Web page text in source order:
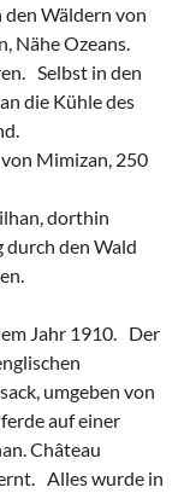
Wäldern von
Nähe Ozeans.
Selbst in den
die Kühle des
Mimizan, 250
dorthin
durch den Wald
Jahr 1910. Der
umgeben von
auf einer
Château
Alles wurde in